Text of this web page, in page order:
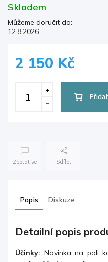
Skladem
Můžeme doručit do:
12.8.2026
2 150 Kč
Zeptat se Sdílet
Popis Diskuze
Detailní popis
Účinky: Novinka na poli